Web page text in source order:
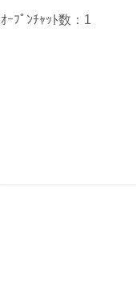
ｵｰﾌﾟﾝﾁｬｯﾄ数：1